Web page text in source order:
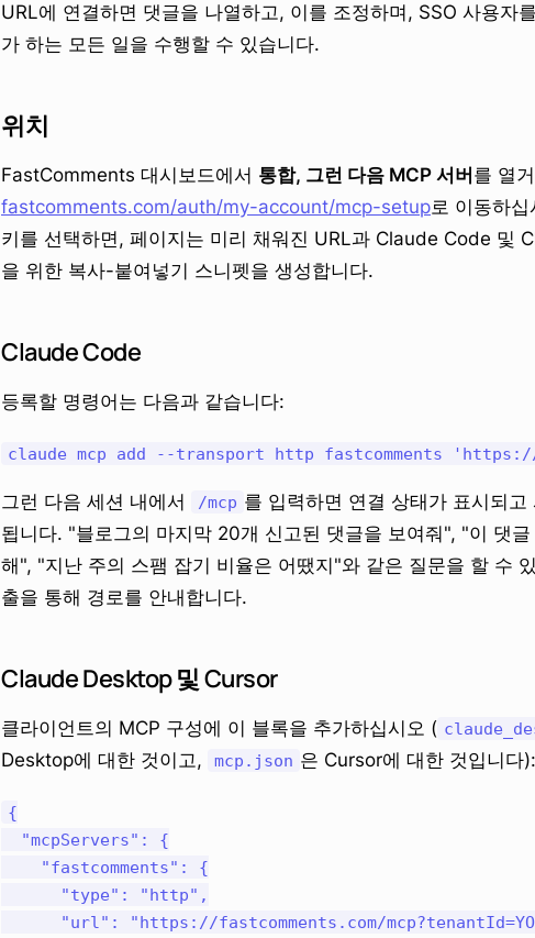
URL에 연결하면 댓글을 나열하고, 이를 조정하며, SSO 사용자
가 하는 모든 일을 수행할 수 있습니다.
위치
FastComments 대시보드에서 통합, 그런 다음 MCP 서버 를 열
fastcomments.com/auth/my-account/mcp-setup로 이동하
키를 선택하면, 페이지는 미리 채워진 URL과 Claude Code 및
을 위한 복사-붙여넣기 스니펫을 생성합니다.
Claude Code
등록할 명령어는 다음과 같습니다:
그런 다음 세션 내에서 /mcp 를 입력하면 연결 상태가 표시되
됩니다. "블로그의 마지막 20개 신고된 댓글을 보여줘", "이 댓
해", "지난 주의 스팸 잡기 비율은 어땠지"와 같은 질문을 할 수
출을 통해 경로를 안내합니다.
Claude Desktop 및 Cursor
클라이언트의 MCP 구성에 이 블록을 추가하십시오 (
Desktop에 대한 것이고,
mcp.json 은 Cursor에 대한 것입니다):
{
  "mcpServers": {
    "fastcomments": {
      "type": "http",
"url": "https://fastcomments.com/